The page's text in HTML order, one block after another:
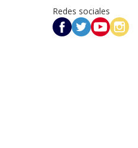
Redes sociales